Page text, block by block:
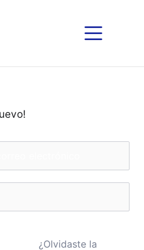
¿Olvidaste la